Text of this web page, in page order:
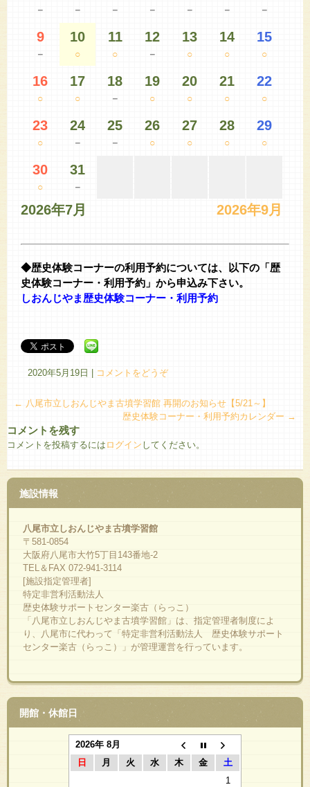
－ － － － － － －
9
－
10
○
11
○
12
－
13
○
14
○
15
○
16
○
17
○
18
－
19
○
20
○
21
○
22
○
23
○
24
－
25
－
26
○
27
○
28
○
29
○
30
○
31
－
2026年7月 2026年9月
◆歴史体験コーナーの利用予約については、以下の「歴
史体験コーナー・利用予約」から申込み下さい。
しおんじやま歴史体験コーナー・利用予約
2020年5月19日 コメントをどうぞ
← 八尾市立しおんじやま古墳学習館 再開のお知らせ【5/21～】
歴史体験コーナー・利用予約カレンダー →
コメントを残す
コメントを投稿するには ログイン してください。
施設情報
八尾市立しおんじやま古墳学習館
〒581-0854
大阪府八尾市大竹5丁目143番地-2
TEL＆FAX 072-941-3114
[施設指定管理者]
特定非営利活動法人
歴史体験サポートセンター楽古（らっこ）
「八尾市立しおんじやま古墳学習館」は、指定管理者制度によ
り、八尾市に代わって「特定非営利活動法人 歴史体験サポート
センター楽古（らっこ）」が管理運営を行っています。
開館・休館日
2026年 8月
日
月 火 水 木 金
土
1